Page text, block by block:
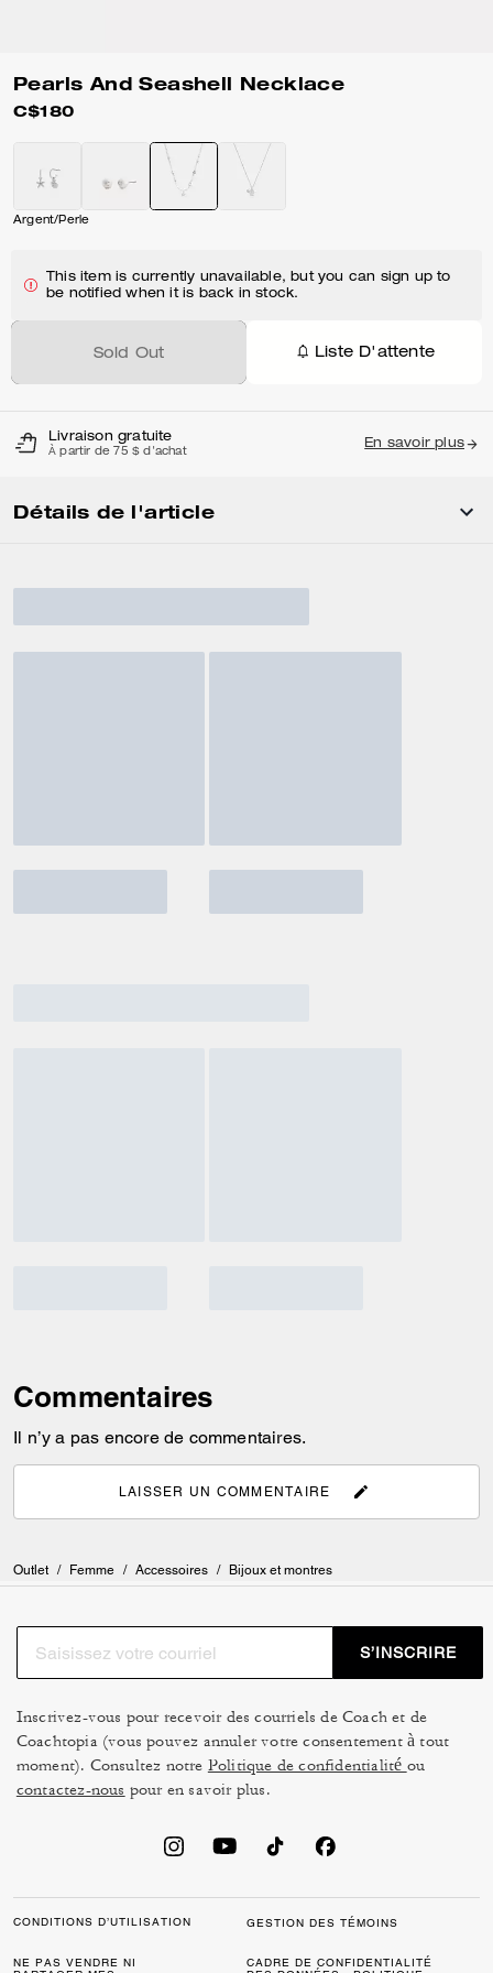
Pearls And Seashell Necklace
C$180
Argent/Perle
This item is currently unavailable, but you can sign up to
be notified when it is back in stock.
Sold Out Liste D'attente
Livraison gratuite
À partir de 75 $ d'achat
En savoir plus
Détails de l'article
Commentaires
Il n’y a pas encore de commentaires.
LAISSER UN COMMENTAIRE
Outlet / Femme / Accessoires / Bijoux et montres
S’INSCRIRE
Inscrivez-vous pour recevoir des courriels de Coach et de
Coachtopia (vous pouvez annuler votre consentement à tout
moment). Consultez notre Politique de confidentialité ou
contactez-nous pour en savoir plus.
CONDITIONS D’UTILISATION GESTION DES TÉMOINS
NE PAS VENDRE NI
CADRE DE CONFIDENTIALITÉ